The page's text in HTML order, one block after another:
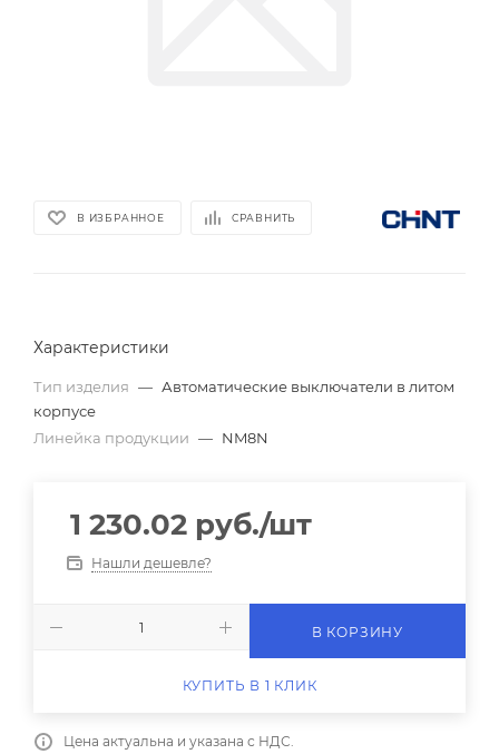
В ИЗБРАННОЕ СРАВНИТЬ
Характеристики
Тип изделия — Автоматические выключатели в литом
корпусе
Линейка продукции — NM8N
1 230.02 руб./шт
Нашли дешевле?
В КОРЗИНУ
КУПИТЬ В 1 КЛИК
Цена актуальна и указана с НДС.